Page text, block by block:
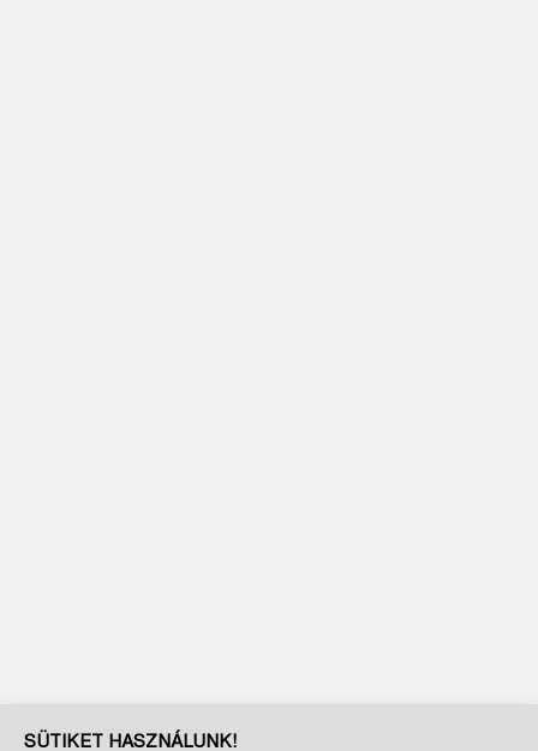
SÜTIKET HASZNÁLUNK!